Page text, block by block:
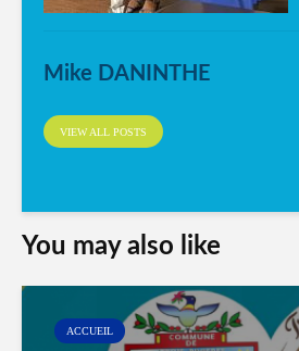
Mike DANINTHE
VIEW ALL POSTS
You may also like
ACCUEIL